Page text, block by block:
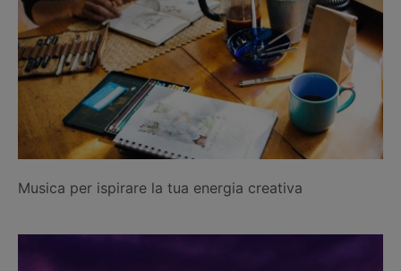
Musica per ispirare la tua energia creativa